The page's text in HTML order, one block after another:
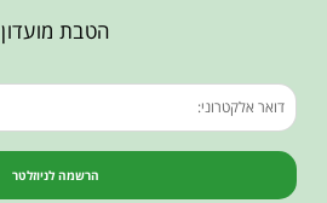
הטבת מועדון
הרשמה לניוזלטר